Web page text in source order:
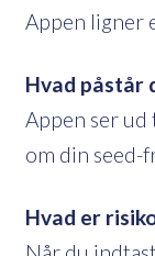
Appen ligner
Hvad påstår
Appen ser
om din seed-
Hvad er